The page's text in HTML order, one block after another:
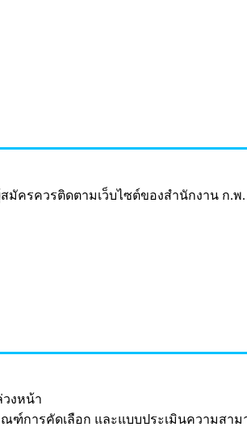
ครควรติดตามเว็บไซต์ของสำนักงาน ก.พ
วงหน้า
ฑ์การคัดเลือก และแบบประเมินความสาม